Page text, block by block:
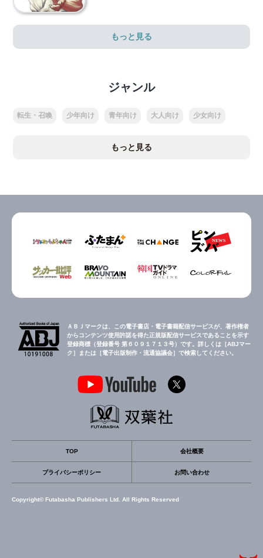
もっと見る
ジャンル
転生・召喚 少年向け 青年向け 大人向け 少女向け
もっと見る
ＡＢＪマークは、この電子書店・電子書籍配信サービスが、著作権者
からコンテンツ使用許諾を得た正規版配信サービスであることを示す
登録商標（登録番号 第６０９１７１３号）です。詳しくは［ABJマー
ク］または［電子出版制作・流通協議会］で検索してください。
TOP 会社概要
プライバシーポリシー お問い合わせ
Copyright© Futabasha Publishers Ltd. All Rights Reserved